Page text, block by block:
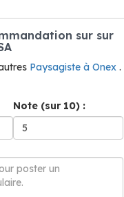
sur sur
Paysagiste à Onex .
Note (sur 10) :